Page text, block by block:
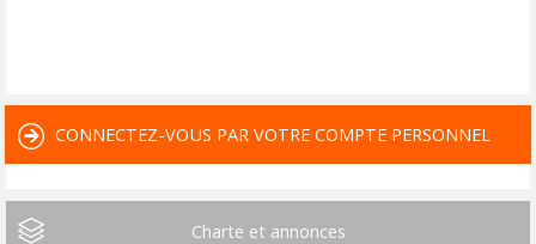
CONNECTEZ-VOUS PAR VOTRE COMPTE PERSONNEL
Charte et annonces